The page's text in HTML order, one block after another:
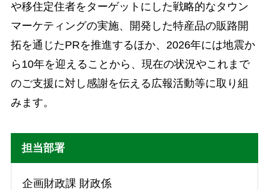
や移住定住者をターゲットにした戦略的なタウン
マーケティングの実施、開発した特産品の販路開
拓を通じたPRを推進するほか、2026年には地震か
ら10年を迎えることから、現在の状況やこれまで
のご支援に対し感謝を伝える広報活動等に取り組
みます。
担当部署
企画財政課 財政係